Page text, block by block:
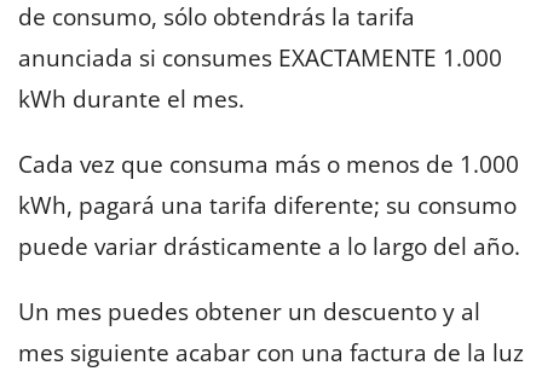
de consumo, sólo obtendrás la tarifa
anunciada si consumes EXACTAMENTE 1.000
kWh durante el mes.
Cada vez que consuma más o menos de 1.000
kWh, pagará una tarifa diferente; su consumo
puede variar drásticamente a lo largo del año.
Un mes puedes obtener un descuento y al
mes siguiente acabar con una factura de la luz